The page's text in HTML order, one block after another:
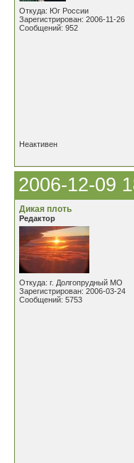
Откуда: Юг России
Зарегистрирован: 2006-11-26
Сообщений: 952
Неактивен
2006-12-09
Дикая плоть
Редактор
Откуда: г. Долгопрудный МО
Зарегистрирован: 2006-03-24
Сообщений: 5753